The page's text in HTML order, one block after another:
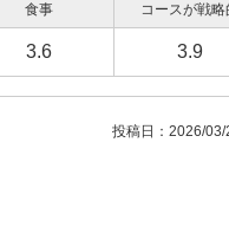
食事 コースが戦略
3.6 3.9
投稿日：2026/03/